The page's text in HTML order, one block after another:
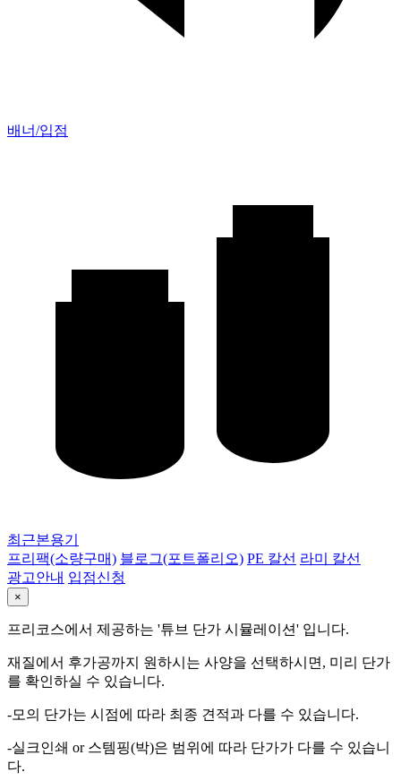
배너/입점
최근본용기
프리팩(소량구매) 블로그(포트폴리오) PE 칼선 라미 칼선
광고안내 입점신청
×
프리코스에서 제공하는 '튜브 단가 시뮬레이션' 입니다.
재질에서 후가공까지 원하시는 사양을 선택하시면, 미리 단가
를 확인하실 수 있습니다.
-모의 단가는 시점에 따라 최종 견적과 다를 수 있습니다.
-실크인쇄 or 스템핑(박)은 범위에 따라 단가가 다를 수 있습니
다.